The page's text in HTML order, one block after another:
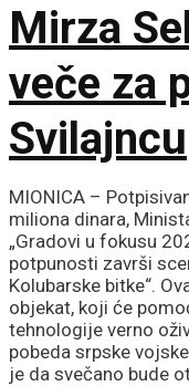
Mirza
veče za
Svilajncu
MIONICA –
miliona dinara,
„Gradovi u fokusu
potpunosti završi
Kolubarske bitke“.
objekat, koji će
tehnologije verno
pobeda srpske
je da svečano bude